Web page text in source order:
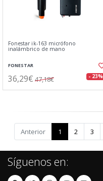
Fonestar ik-163 micrófono
inalámbrico de mano
FONESTAR
36,29€ 47,18€ - 23%
Anterior 1 2 3
Síguenos en: